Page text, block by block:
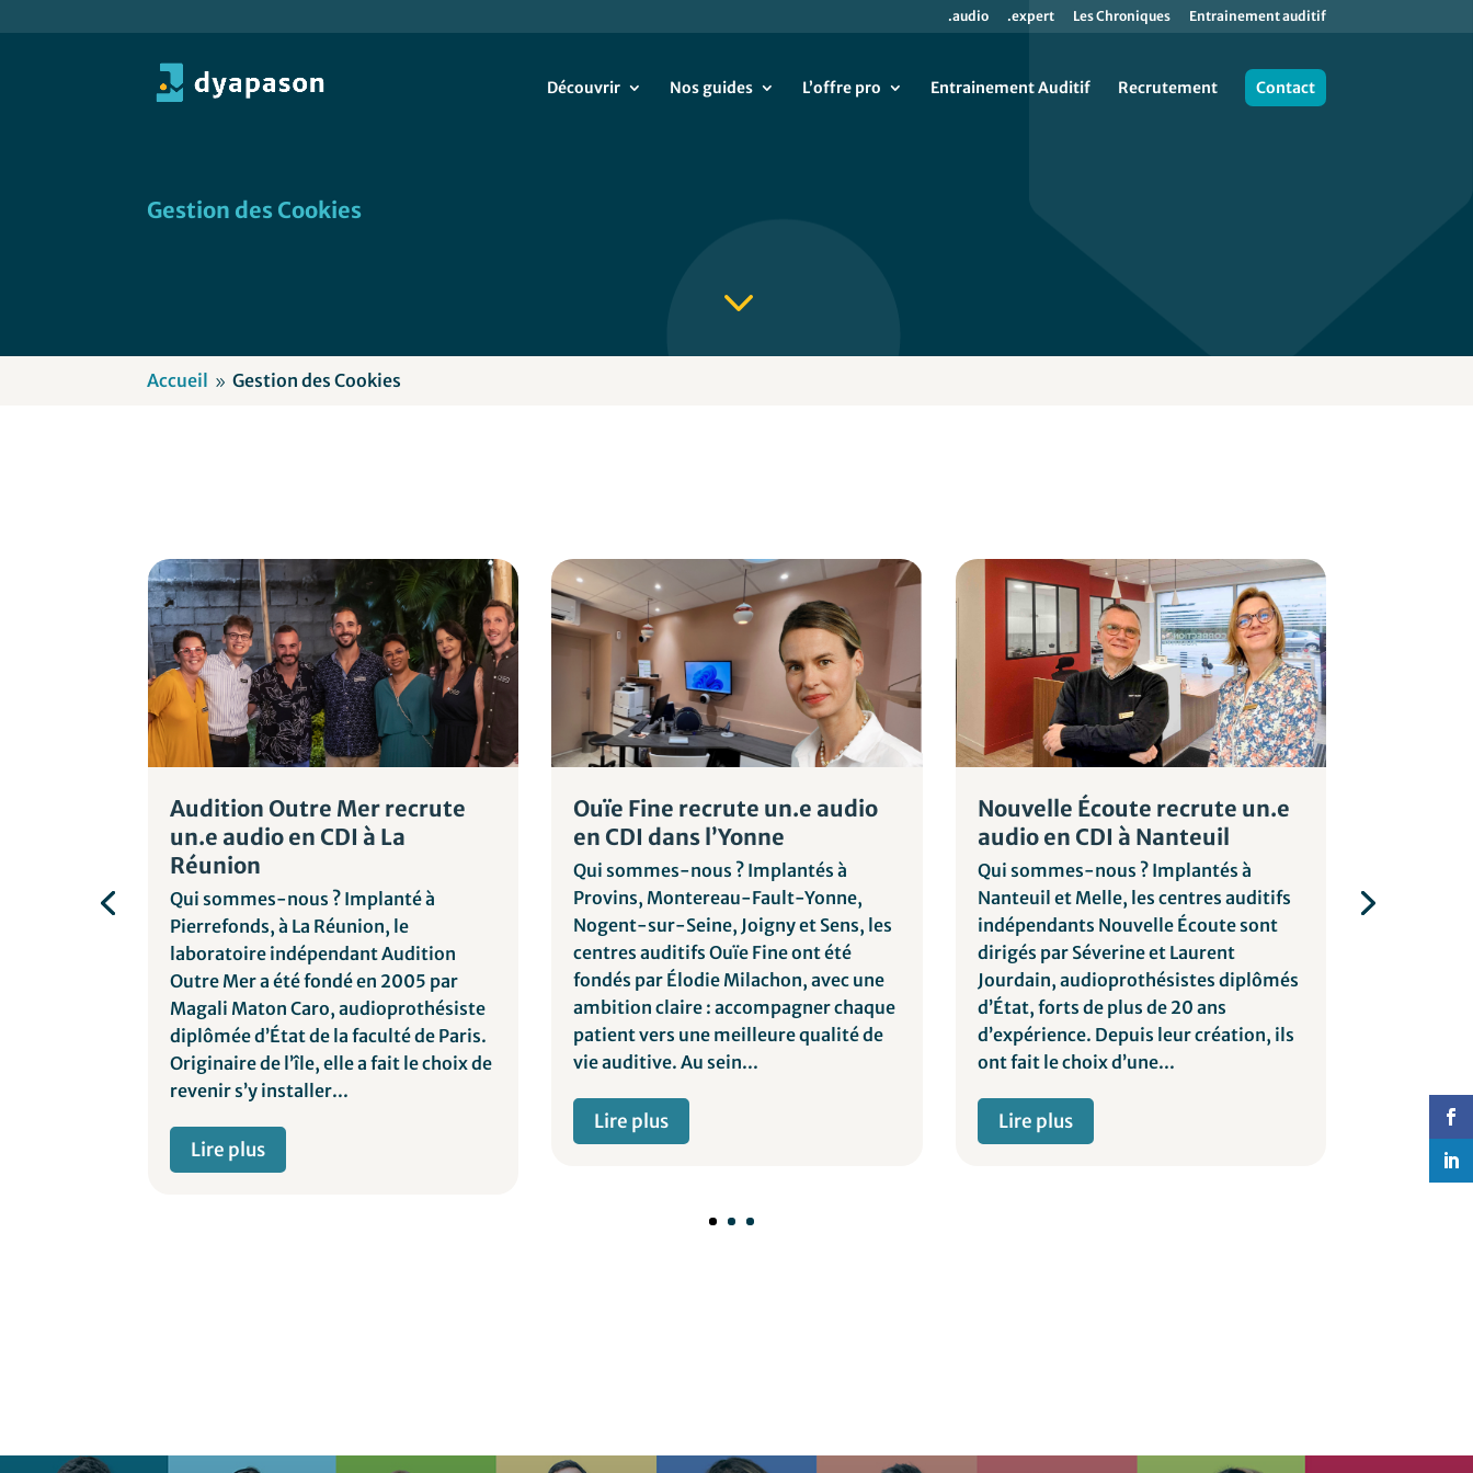
.audio .expert Les Chroniques Entrainement auditif
Découvrir Nos guides L’offre pro Entrainement Auditif Recrutement Contact
Gestion des Cookies
3
Accueil 9 Gestion des Cookies
Audition Outre Mer recrute
un.e audio en CDI à La
Réunion
Qui sommes-nous ? Implanté à
Pierrefonds, à La Réunion, le
laboratoire indépendant Audition
Outre Mer a été fondé en 2005 par
Magali Maton Caro, audioprothésiste
diplômée d’État de la faculté de Paris.
Originaire de l’île, elle a fait le choix de
revenir s’y installer...
Lire plus
Ouïe Fine recrute un.e audio
en CDI dans l’Yonne
Qui sommes-nous ? Implantés à
Provins, Montereau-Fault-Yonne,
Nogent-sur-Seine, Joigny et Sens, les
centres auditifs Ouïe Fine ont été
fondés par Élodie Milachon, avec une
ambition claire : accompagner chaque
patient vers une meilleure qualité de
vie auditive. Au sein...
Lire plus
Nouvelle Écoute recrute un.e
audio en CDI à Nanteuil
Qui sommes-nous ? Implantés à
Nanteuil et Melle, les centres auditifs
indépendants Nouvelle Écoute sont
dirigés par Séverine et Laurent
Jourdain, audioprothésistes diplômés
d’État, forts de plus de 20 ans
d’expérience. Depuis leur création, ils
ont fait le choix d’une...
Lire plus
Lire